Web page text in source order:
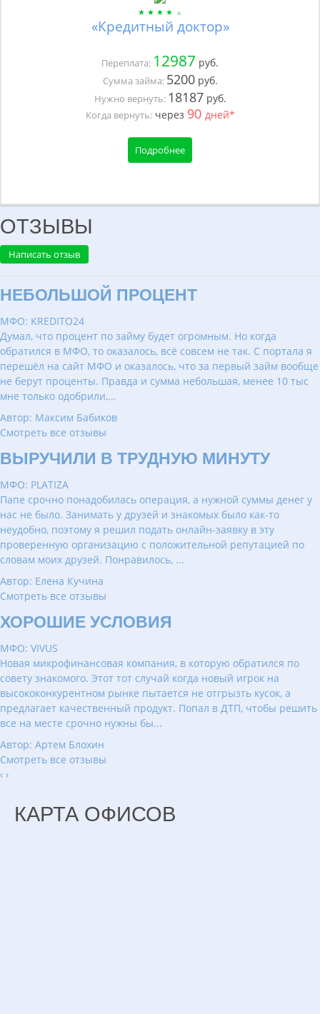
«Кредитный доктор»
Переплата: 12987 руб.
Сумма займа: 5200руб.
Нужно вернуть: 18187руб.
Когда вернуть:через 90 дней*
Подробнее
ОТЗЫВЫ
Написать отзыв
НЕБОЛЬШОЙ ПРОЦЕНТ
МФО: KREDITO24
Думал, что процент по займу будет огромным. Но когда
обратился в МФО, то оказалось, всё совсем не так. С портала я
перешёл на сайт МФО и оказалось, что за первый займ вообще
не берут проценты. Правда и сумма небольшая, менее 10 тыс
мне только одобрили,...
Автор: Максим Бабиков
Смотреть все отзывы
ВЫРУЧИЛИ В ТРУДНУЮ МИНУТУ
МФО: PLATIZA
Папе срочно понадобилась операция, а нужной суммы денег у
нас не было. Занимать у друзей и знакомых было как-то
неудобно, поэтому я решил подать онлайн-заявку в эту
проверенную организацию с положительной репутацией по
словам моих друзей. Понравилось, ...
Автор: Елена Кучина
Смотреть все отзывы
ХОРОШИЕ УСЛОВИЯ
МФО: VIVUS
Новая микрофинансовая компания, в которую обратился по
совету знакомого. Этот тот случай когда новый игрок на
высококонкурентном рынке пытается не отгрызть кусок, а
предлагает качественный продукт. Попал в ДТП, чтобы решить
все на месте срочно нужны бы...
Автор: Артем Блохин
Смотреть все отзывы
‹ ›
КАРТА ОФИСОВ